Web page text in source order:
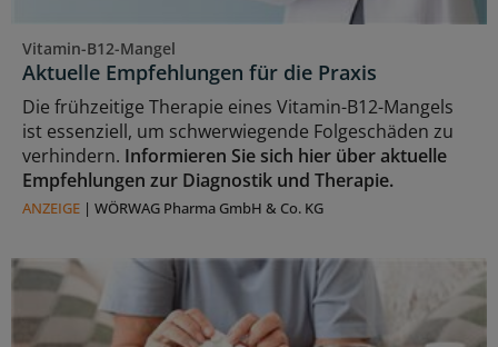
Vitamin-B12-Mangel
Aktuelle Empfehlungen für die Praxis
Die frühzeitige Therapie eines Vitamin-B12-Mangels
ist essenziell, um schwerwiegende Folgeschäden zu
verhindern. Informieren Sie sich hier über aktuelle
Empfehlungen zur Diagnostik und Therapie.
ANZEIGE | WÖRWAG Pharma GmbH & Co. KG